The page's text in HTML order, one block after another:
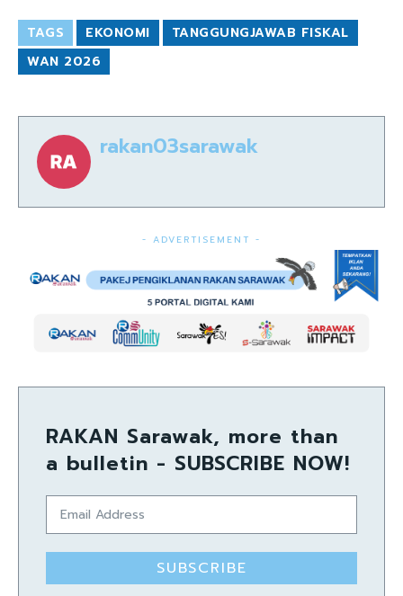
TAGS EKONOMI
TANGGUNGJAWAB FISKAL
WAN 2026
rakan03sarawak
- ADVERTISEMENT -
RAKAN Sarawak, more than
a bulletin - SUBSCRIBE NOW!
SUBSCRIBE